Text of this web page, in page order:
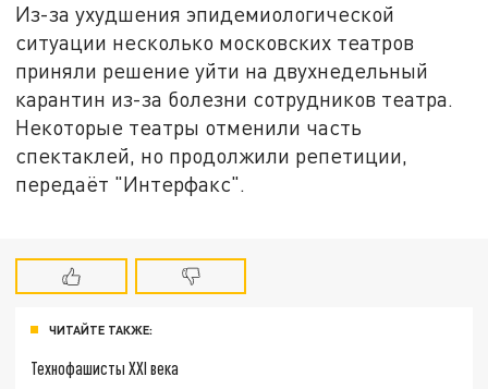
Из-за ухудшения эпидемиологической
ситуации несколько московских театров
приняли решение уйти на двухнедельный
карантин из-за болезни сотрудников театра.
Некоторые театры отменили часть
спектаклей, но продолжили репетиции,
передаёт "Интерфакс".
ЧИТАЙТЕ ТАКЖЕ:
Технофашисты XXI века